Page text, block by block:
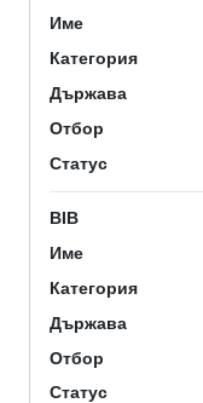
Име
Категория
Държава
Отбор
Статус
BIB
Име
Категория
Държава
Отбор
Статус